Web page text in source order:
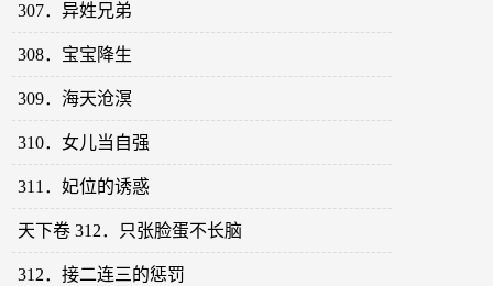
307．异姓兄弟
308．宝宝降生
309．海天沧溟
310．女儿当自强
311．妃位的诱惑
天下卷 312．只张脸蛋不长脑
312．接二连三的惩罚